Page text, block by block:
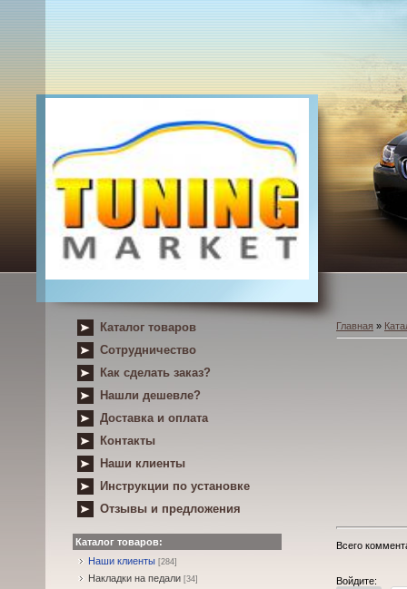
Каталог товаров
Сотрудничество
Как сделать заказ?
Нашли дешевле?
Доставка и оплата
Контакты
Наши клиенты
Инструкции по установке
Отзывы и предложения
Каталог товаров:
Наши клиенты [284]
Накладки на педали [34]
Главная »
Всего
Войдите: